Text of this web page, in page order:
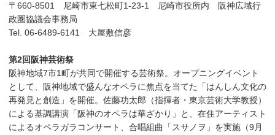
〒660-8501 尼崎市東七松町1-23-1 尼崎市役所内 阪神広域行
政圏協議会事務局
Tel. 06-6489-6141 大屋敷信彦
第2回阪神芸術祭
阪神地域7市1町が共同で開催する芸術祭。オープニングイベント
として、阪神地域で盛んなオペラに焦点を当てた「はんしん文化の
再発見と創造」を開催。佐藤功太郎（指揮者・東京芸術大学教授）
による基調講演「阪神のオペラは華ざかり」と、在住アーティスト
によるオペラガラコンサート、合唱組曲「スサノヲ」を実施（9月